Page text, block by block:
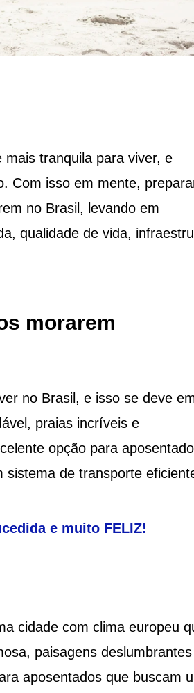
tranquila para viver, e
Com isso em mente,
no Brasil, levando em
qualidade de vida,
morarem
no Brasil, e isso se deve
praias incríveis e
opção para
sistema de transporte
e muito FELIZ!
cidade com clima europeu
paisagens
aposentados que buscam